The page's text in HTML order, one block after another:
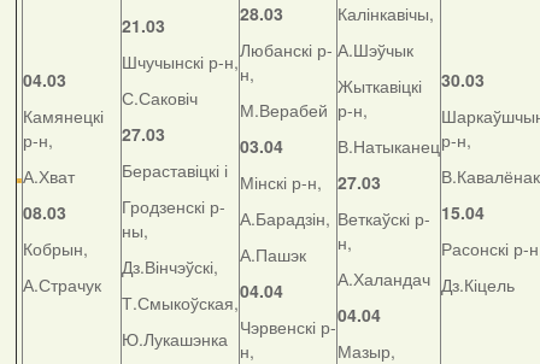
04.03
Камянецкі
р-н,
А.Хват
08.03
Кобрын,
А.Страчук
21.03
Шчучынскі р-н,
С.Саковіч
27.03
Бераставіцкі і
Гродзенскі р-
ны,
Дз.Вінчэўскі,
Т.Смыкоўская,
Ю.Лукашэнка
28.03
Любанскі р-
н,
М.Верабей
03.04
Мінскі р-н,
А.Барадзін,
А.Пашэк
04.04
Чэрвенскі р-
н,
Калінкавічы,
А.Шэўчык
Жыткавіцкі
р-н,
В.Натыканец
27.03
Веткаўскі р-
н,
А.Халандач
04.04
Мазыр,
30.03
р-н,
В.Кавалёнак
15.04
Расонскі р-
Дз.Кіцель